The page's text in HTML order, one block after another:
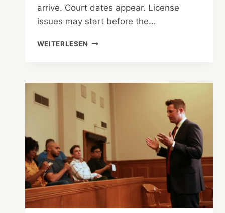
arrive. Court dates appear. License
issues may start before the…
WEITERLESEN KANSAS
ATTORNEY:
LEGAL
SUPPORT
DRIVERS